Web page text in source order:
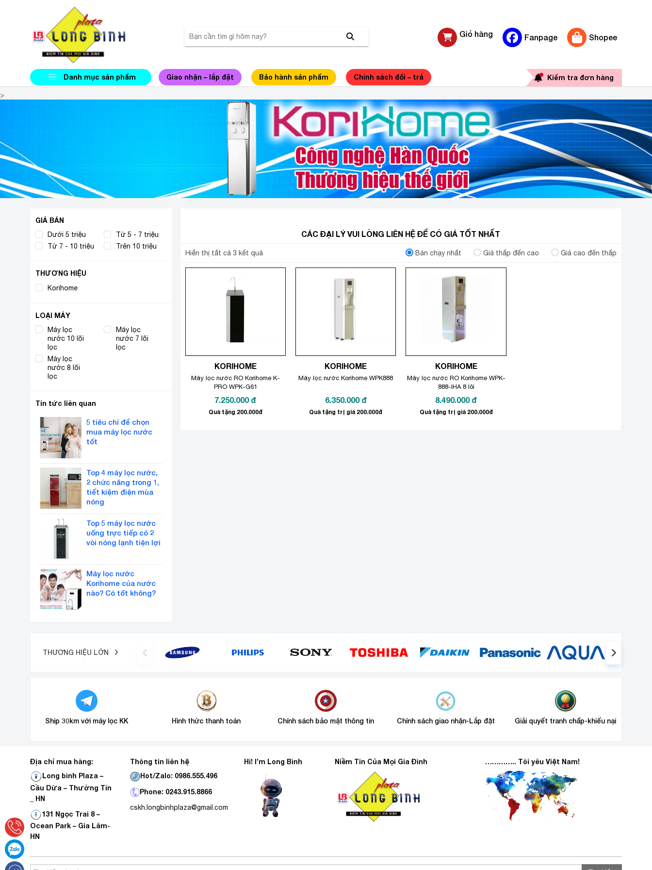
Giỏ hàng Fanpage Shopee
Danh mục sản phẩm Giao nhận – lắp đặt Bảo hành sản phẩm Chính sách đổi – trả Kiểm tra đơn hàng
>
CÁC ĐẠI LÝ VUI LÒNG LIÊN HỆ ĐỂ CÓ GIÁ TỐT NHẤT
Hiển thị tất cả 3 kết quả Bán chạy nhất Giá thấp đến cao Giá cao đến thấp
KORIHOME
Máy lọc nước RO Korihome K-
PRO WPK-G61
7.250.000 đ
Quà tặng 200.000đ
KORIHOME
Máy lọc nước Korihome WPK888
6.350.000 đ
Quà tặng trị giá 200.000đ
KORIHOME
Máy lọc nước RO Korihome WPK-
888-IHA 8 lõi
8.490.000 đ
Quà tặng trị giá 200.000đ
GIÁ BÁN
Dưới 5 triệu
Từ 5 - 7 triệu
Từ 7 - 10 triệu
Trên 10 triệu
THƯƠNG HIỆU
Korihome
LOẠI MÁY
Máy lọc
nước 10 lõi
lọc
Máy lọc
nước 7 lõi
lọc
Máy lọc
nước 8 lõi
lọc
Tin tức liên quan
5 tiêu chí để chọn
mua máy lọc nước
tốt
Top 4 máy lọc nước,
2 chức năng trong 1,
tiết kiệm điện mùa
nóng
Top 5 máy lọc nước
uống trực tiếp có 2
vòi nóng lạnh tiện lợi
Máy lọc nước
Korihome của nước
nào? Có tốt không?
THƯƠNG HIỆU LỚN
Ship 30km với máy lọc KK Hình thức thanh toán Chính sách bảo mật thông tin Chính sách giao nhận-Lắp đặt Giải quyết tranh chấp-khiếu nại
Địa chỉ mua hàng:
Long bình Plaza –
Cầu Dừa – Thường Tín
_ HN
131 Ngọc Trai 8 –
Ocean Park – Gia Lâm-
HN
Thông tin liên hệ
Hot/Zalo: 0986.555.496
Phone: 0243.915.8866
cskh.longbinhplaza@gmail.com
Hi! I’m Long Bình Niềm Tin Của Mọi Gia Đình ………….. Tôi yêu Việt Nam!